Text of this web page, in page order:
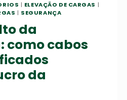
| ELEVAÇÃO DE CARGAS |
| SEGURANÇA
da
como cabos
da